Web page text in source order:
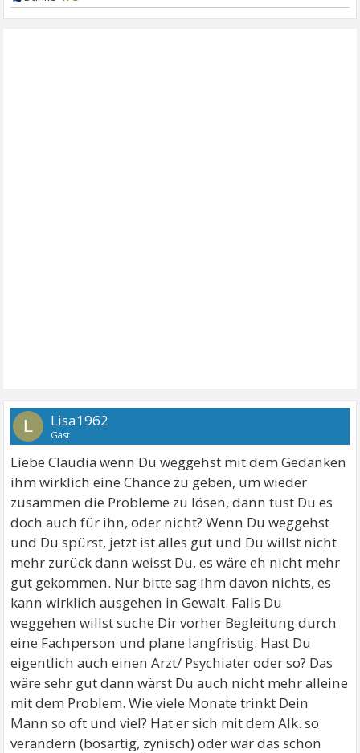
L Lisa1962
Gast
Liebe Claudia wenn Du weggehst mit dem Gedanken
ihm wirklich eine Chance zu geben, um wieder
zusammen die Probleme zu lösen, dann tust Du es
doch auch für ihn, oder nicht? Wenn Du weggehst
und Du spürst, jetzt ist alles gut und Du willst nicht
mehr zurück dann weisst Du, es wäre eh nicht mehr
gut gekommen. Nur bitte sag ihm davon nichts, es
kann wirklich ausgehen in Gewalt. Falls Du
weggehen willst suche Dir vorher Begleitung durch
eine Fachperson und plane langfristig. Hast Du
eigentlich auch einen Arzt/ Psychiater oder so? Das
wäre sehr gut dann wärst Du auch nicht mehr alleine
mit dem Problem. Wie viele Monate trinkt Dein
Mann so oft und viel? Hat er sich mit dem Alk. so
verändern (bösartig, zynisch) oder war das schon